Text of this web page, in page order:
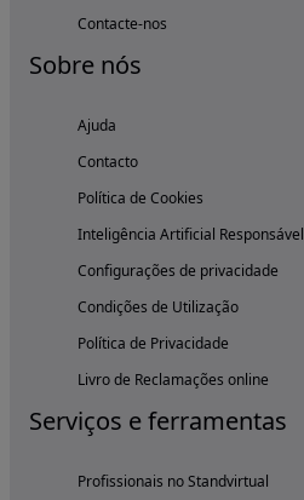
Contacte-nos
Sobre nós
Ajuda
Contacto
Política de Cookies
Inteligência Artificial Responsável
Configurações de privacidade
Condições de Utilização
Política de Privacidade
Livro de Reclamações online
Serviços e ferramentas
Profissionais no Standvirtual